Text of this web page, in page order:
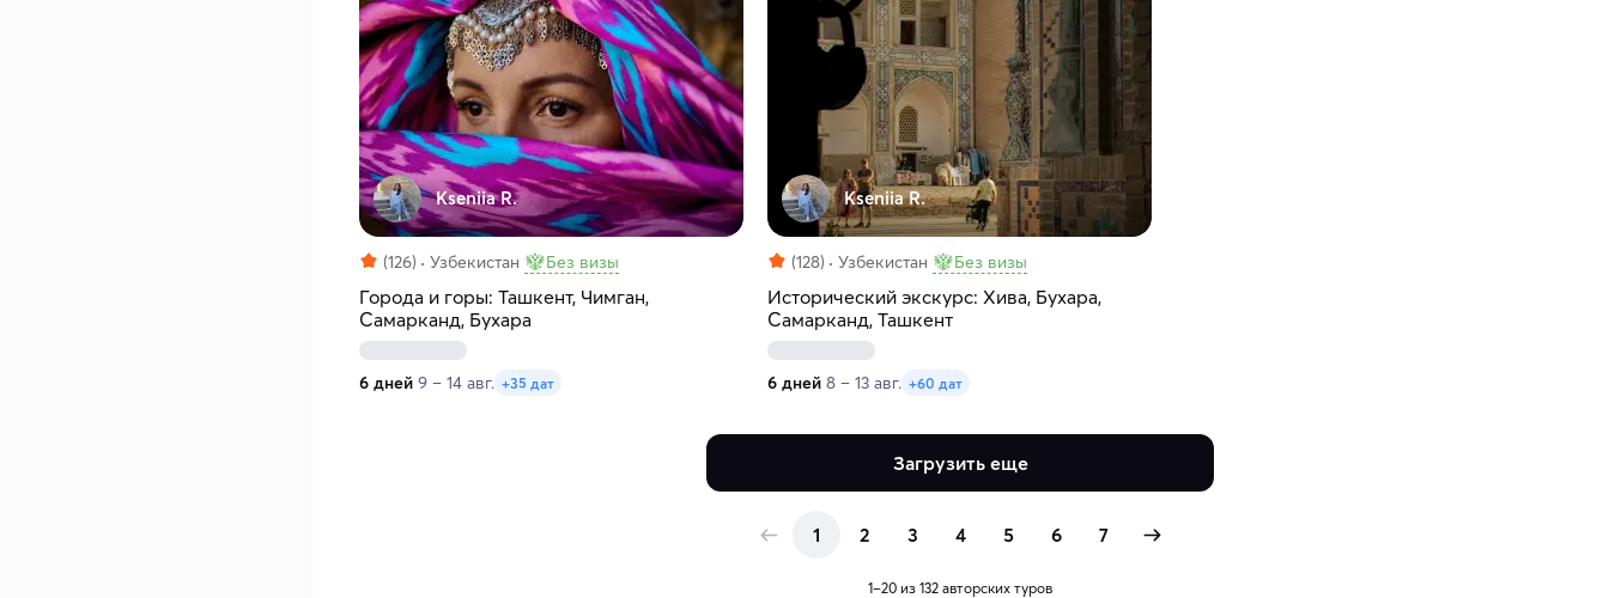
Kseniia R.
(126) Узбекистан Без визы
Города и горы: Ташкент, Чимган,
Самарканд, Бухара
6 дней 9 – 14 авг. +35 дат
Kseniia R.
(128) Узбекистан Без визы
Исторический экскурс: Хива, Бухара,
Самарканд, Ташкент
6 дней 8 – 13 авг. +60 дат
Загрузить еще
1 2 3 4 5 6 7
1–20 из 132 авторских туров